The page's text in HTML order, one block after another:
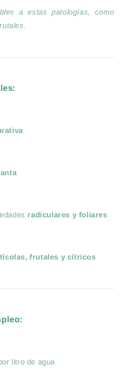
a estas patologías, como
radiculares y foliares
frutales y cítricos
litro de agua